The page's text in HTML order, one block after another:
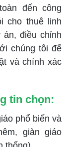
đến công
cho thuê linh
án, điều chỉnh
chúng tôi để
và chính xác
tin chọn:
phổ biến và
giàn giáo